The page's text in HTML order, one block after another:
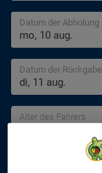
Datum der Abholung
Datum der Rückgabe
Alter des Fahrers